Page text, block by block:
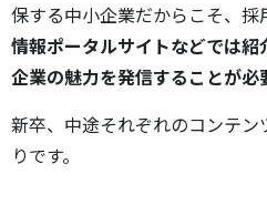
保する中小企業だからこそ、採
情報ポータルサイトなどでは
企業の魅力を発信することが必
新卒、中途それぞれのコンテ
りです。